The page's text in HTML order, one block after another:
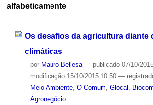
alfabeticamente
Os desafios da agricultura diante
climáticas
por Mauro Bellesa — publicado07/10/2015
modificação15/10/2015 10:50 —
Meio Ambiente, O Comum Glocal
Agronegócio